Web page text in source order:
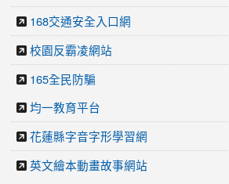
168交通安全入口網
校園反霸凌網站
165全民防騙
均一教育平台
花蓮縣字音字形學習網
英文繪本動畫故事網站